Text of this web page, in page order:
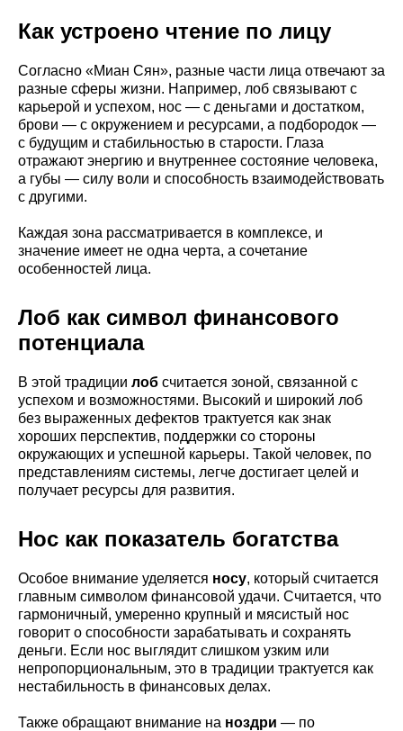
Как устроено чтение по лицу
Согласно «Миан Сян», разные части лица отвечают за
разные сферы жизни. Например, лоб связывают с
карьерой и успехом, нос — с деньгами и достатком,
брови — с окружением и ресурсами, а подбородок —
с будущим и стабильностью в старости. Глаза
отражают энергию и внутреннее состояние человека,
а губы — силу воли и способность взаимодействовать
с другими.
Каждая зона рассматривается в комплексе, и
значение имеет не одна черта, а сочетание
особенностей лица.
Лоб как символ финансового
потенциала
В этой традиции лоб считается зоной, связанной с
успехом и возможностями. Высокий и широкий лоб
без выраженных дефектов трактуется как знак
хороших перспектив, поддержки со стороны
окружающих и успешной карьеры. Такой человек, по
представлениям системы, легче достигает целей и
получает ресурсы для развития.
Нос как показатель богатства
Особое внимание уделяется носу, который считается
главным символом финансовой удачи. Считается, что
гармоничный, умеренно крупный и мясистый нос
говорит о способности зарабатывать и сохранять
деньги. Если нос выглядит слишком узким или
непропорциональным, это в традиции трактуется как
нестабильность в финансовых делах.
Также обращают внимание на ноздри — по